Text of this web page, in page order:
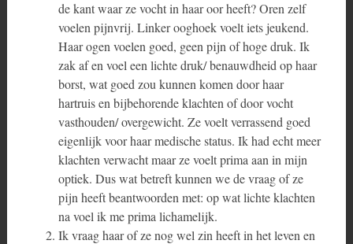
de kant waar ze vocht in haar oor heeft? Oren zelf
voelen pijnvrij. Linker ooghoek voelt iets jeukend.
Haar ogen voelen goed, geen pijn of hoge druk. Ik
zak af en voel een lichte druk/ benauwdheid op haar
borst, wat goed zou kunnen komen door haar
hartruis en bijbehorende klachten of door vocht
vasthouden/ overgewicht. Ze voelt verrassend goed
eigenlijk voor haar medische status. Ik had echt meer
klachten verwacht maar ze voelt prima aan in mijn
optiek. Dus wat betreft kunnen we de vraag of ze
pijn heeft beantwoorden met: op wat lichte klachten
na voel ik me prima lichamelijk.
Ik vraag haar of ze nog wel zin heeft in het leven en